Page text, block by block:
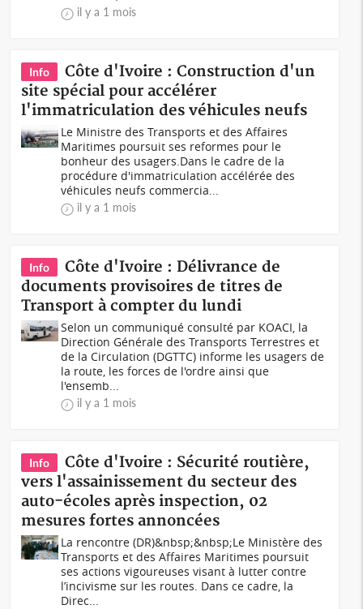
il y a 1 mois
Info
Côte d'Ivoire : Construction d'un
site spécial pour accélérer
l'immatriculation des véhicules neufs
Le Ministre des Transports et des Affaires
Maritimes poursuit ses reformes pour le
bonheur des usagers.Dans le cadre de la
procédure d'immatriculation accélérée des
véhicules neufs commercia...
il y a 1 mois
Info
Côte d'Ivoire : Délivrance de
documents provisoires de titres de
Transport à compter du lundi
Selon un communiqué consulté par KOACI, la
Direction Générale des Transports Terrestres et
de la Circulation (DGTTC) informe les usagers de
la route, les forces de l'ordre ainsi que
l'ensemb...
il y a 1 mois
Info
Côte d'Ivoire : Sécurité routière,
vers l'assainissement du secteur des
auto-écoles après inspection, 02
mesures fortes annoncées
La rencontre (DR)&nbsp;&nbsp;Le Ministère des
Transports et des Affaires Maritimes poursuit
ses actions vigoureuses visant à lutter contre
l’incivisme sur les routes. Dans ce cadre, la
Direc...